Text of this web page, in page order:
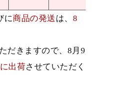
に商品の発送は、 8
だきますので、8月9
出荷させていただく